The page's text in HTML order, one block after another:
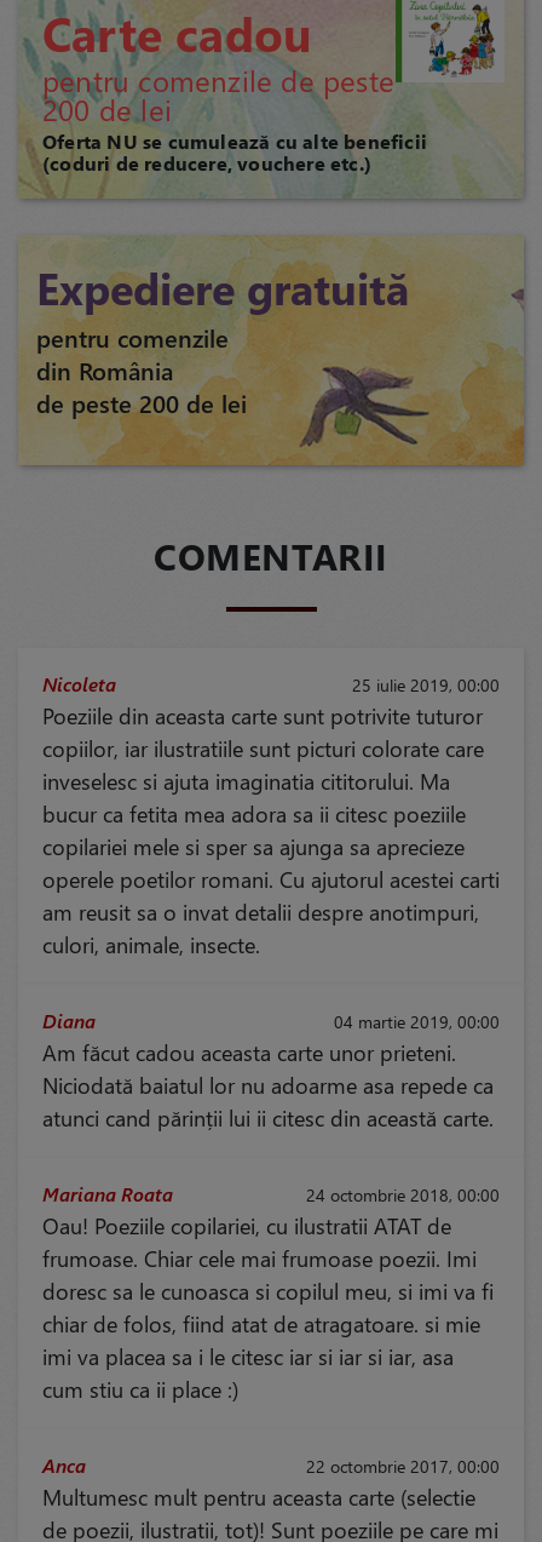
Carte cadou
pentru comenzile de peste
200 de lei
Oferta NU se cumulează cu alte beneficii
(coduri de reducere, vouchere etc.)
Expediere gratuită
pentru comenzile
din România
de peste 200 de lei
COMENTARII
25 iulie 2019, 00:00
Nicoleta
Poeziile din aceasta carte sunt potrivite tuturor
copiilor, iar ilustratiile sunt picturi colorate care
inveselesc si ajuta imaginatia cititorului. Ma
bucur ca fetita mea adora sa ii citesc poeziile
copilariei mele si sper sa ajunga sa aprecieze
operele poetilor romani. Cu ajutorul acestei carti
am reusit sa o invat detalii despre anotimpuri,
culori, animale, insecte.
04 martie 2019, 00:00
Diana
Am făcut cadou aceasta carte unor prieteni.
Niciodată baiatul lor nu adoarme asa repede ca
atunci cand părinții lui ii citesc din această carte.
24 octombrie 2018, 00:00
Mariana Roata
Oau! Poeziile copilariei, cu ilustratii ATAT de
frumoase. Chiar cele mai frumoase poezii. Imi
doresc sa le cunoasca si copilul meu, si imi va fi
chiar de folos, fiind atat de atragatoare. si mie
imi va placea sa i le citesc iar si iar si iar, asa
cum stiu ca ii place :)
22 octombrie 2017, 00:00
Anca
Multumesc mult pentru aceasta carte (selectie
de poezii, ilustratii, tot)! Sunt poeziile pe care mi